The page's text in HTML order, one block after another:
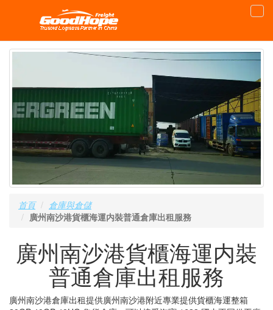
首頁
倉庫與倉儲
廣州南沙港貨櫃海運内裝普通倉庫出租服務
廣州南沙港貨櫃海運内裝
普通倉庫出租服務
廣州南沙港倉庫出租提供廣州南沙港附近專業提供貨櫃海運整箱